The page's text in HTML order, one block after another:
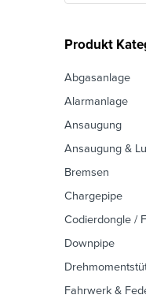
Produkt
Abgasanlage
Alarmanlage
Ansaugung
Ansaugung &
Bremsen
Chargepipe
Codierdongle /
Downpipe
Fahrwerk &